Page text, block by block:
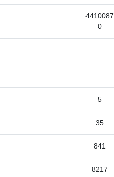
4410087
0
5
35
841
8217